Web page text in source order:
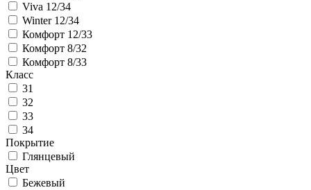
Viva 12/34
Winter 12/34
Комфорт 12/33
Комфорт 8/32
Комфорт 8/33
Класс
31
32
33
34
Покрытие
Глянцевый
Цвет
Бежевый